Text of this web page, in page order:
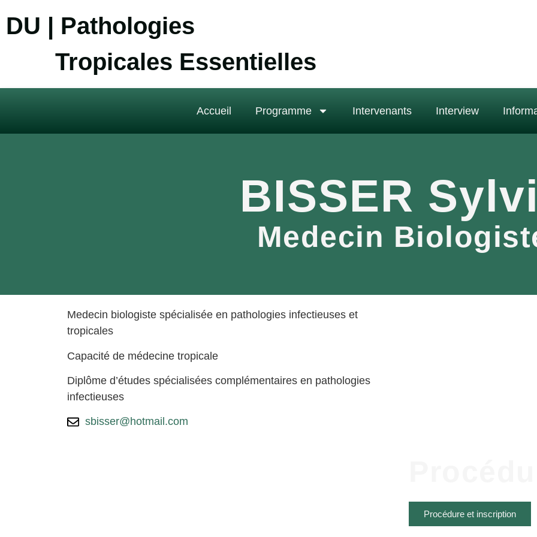
DU | Pathologies
Tropicales Essentielles
Accueil Programme Intervenants Interview
BISSER
Medecin
Medecin biologiste spécialisée en pathologies infectieuses et
tropicales
Capacité de médecine tropicale
Diplôme d’études spécialisées complémentaires en pathologies
infectieuses
sbisser@hotmail.com
Procédure et inscription